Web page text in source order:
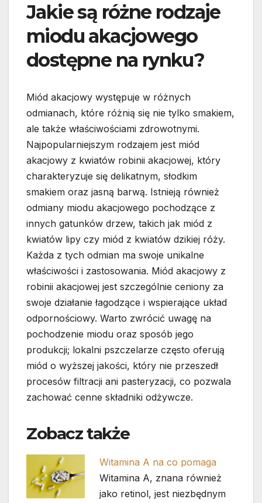
Jakie są różne rodzaje
miodu akacjowego
dostępne na rynku?
Miód akacjowy występuje w różnych
odmianach, które różnią się nie tylko smakiem,
ale także właściwościami zdrowotnymi.
Najpopularniejszym rodzajem jest miód
akacjowy z kwiatów robinii akacjowej, który
charakteryzuje się delikatnym, słodkim
smakiem oraz jasną barwą. Istnieją również
odmiany miodu akacjowego pochodzące z
innych gatunków drzew, takich jak miód z
kwiatów lipy czy miód z kwiatów dzikiej róży.
Każda z tych odmian ma swoje unikalne
właściwości i zastosowania. Miód akacjowy z
robinii akacjowej jest szczególnie ceniony za
swoje działanie łagodzące i wspierające układ
odpornościowy. Warto zwrócić uwagę na
pochodzenie miodu oraz sposób jego
produkcji; lokalni pszczelarze często oferują
miód o wyższej jakości, który nie przeszedł
procesów filtracji ani pasteryzacji, co pozwala
zachować cenne składniki odżywcze.
Zobacz także
Witamina A na co pomaga
Witamina A, znana również
jako retinol, jest niezbędnym